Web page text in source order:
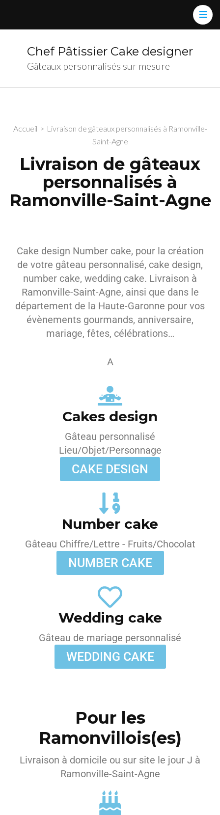
Chef Pâtissier Cake designer
Gâteaux personnalisés sur mesure
Accueil > Livraison de gâteaux personnalisés à Ramonville-
Saint-Agne
Livraison de gâteaux
personnalisés à
Ramonville-Saint-Agne
Cake design Number cake, pour la création
de votre gâteau personnalisé, cake design,
number cake, wedding cake. Livraison à
Ramonville-Saint-Agne, ainsi que dans le
département de la Haute-Garonne pour vos
évènements gourmands, anniversaire,
mariage, fêtes, célébrations…
A
Cakes design
Gâteau personnalisé
Lieu/Objet/Personnage
CAKE DESIGN
Number cake
Gâteau Chiffre/Lettre - Fruits/Chocolat
NUMBER CAKE
Wedding cake
Gâteau de mariage personnalisé
WEDDING CAKE
Pour les
Ramonvillois(es)
Livraison à domicile ou sur site le jour J à
Ramonville-Saint-Agne